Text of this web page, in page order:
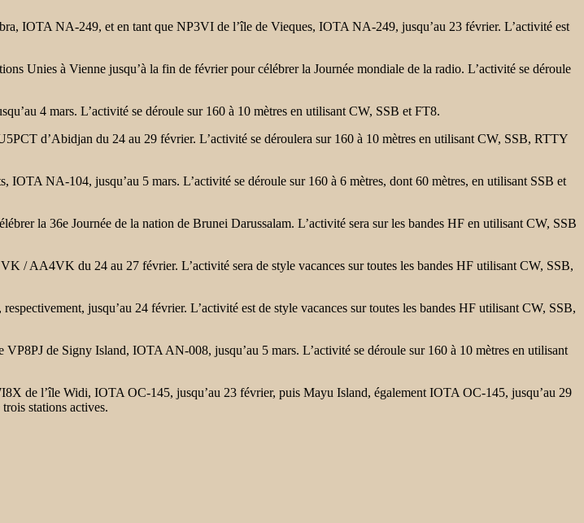
IOTA NA-249, et en tant que NP3VI de l’île de Vieques, IOTA NA-249, jusqu’au 23 février. L’activité est
Unies à Vienne jusqu’à la fin de février pour célébrer la Journée mondiale de la radio. L’activité se déroule
4 mars. L’activité se déroule sur 160 à 10 mètres en utilisant CW, SSB et FT8.
d’Abidjan du 24 au 29 février. L’activité se déroulera sur 160 à 10 mètres en utilisant CW, SSB, RTTY
NA-104, jusqu’au 5 mars. L’activité se déroule sur 160 à 6 mètres, dont 60 mètres, en utilisant SSB et
la 36e Journée de la nation de Brunei Darussalam. L’activité sera sur les bandes HF en utilisant CW, SSB
du 24 au 27 février. L’activité sera de style vacances sur toutes les bandes HF utilisant CW, SSB,
jusqu’au 24 février. L’activité est de style vacances sur toutes les bandes HF utilisant CW, SSB,
de Signy Island, IOTA AN-008, jusqu’au 5 mars. L’activité se déroule sur 160 à 10 mètres en utilisant
l’île Widi, IOTA OC-145, jusqu’au 23 février, puis Mayu Island, également IOTA OC-145, jusqu’au 29
stations actives.